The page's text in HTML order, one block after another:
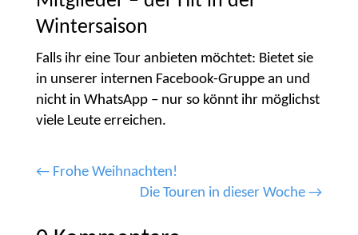
Wintersaison
Falls ihr eine Tour anbieten möchtet: Bietet sie
in unserer internen Facebook-Gruppe an und
nicht in WhatsApp – nur so könnt ihr möglichst
viele Leute erreichen.
← Frohe Weihnachten!
Die Touren in dieser Woche →